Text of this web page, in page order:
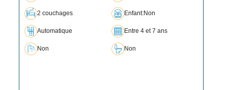
2 couchages Enfant:Non
Automatique Entre 4 et 7 ans
Non Non